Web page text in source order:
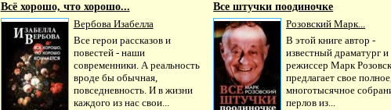
Всё хорошо, что хорошо...
Вербова Изабелла
Все герои рассказов и
повестей - наши
современники. А реальность
вроде бы обычная,
повседневность. И в жизни
каждого из нас свои...
Все штучки поодиночке
Розовский Марк...
В этой книге автор -
известный драматург и
режиссер Марк
предлагает свое
многотысячное
перлов из...